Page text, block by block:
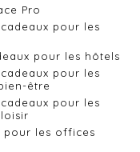
Pro
pour les
pour les hôtels
pour les
être
pour les
pour les offices